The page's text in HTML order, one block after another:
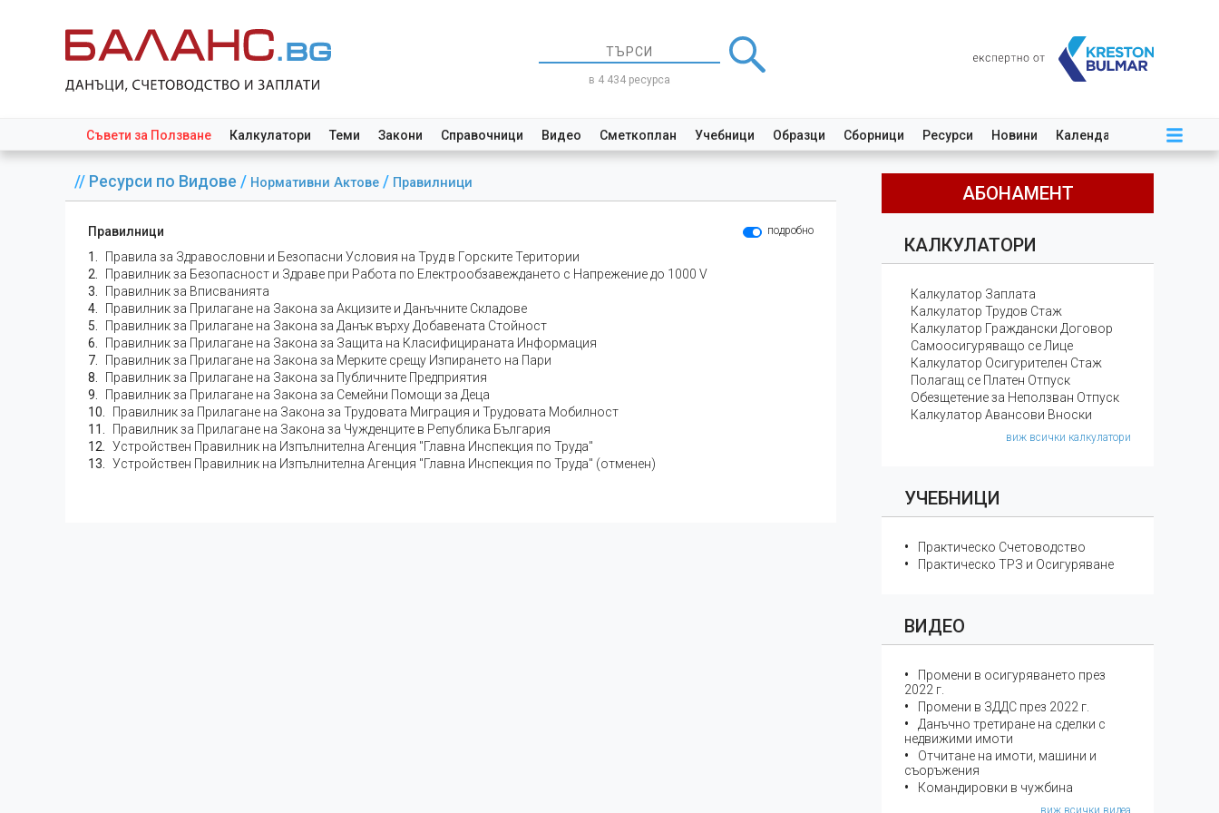
в 4 434 ресурса
Съвети за Ползване Калкулатори Теми Закони Справочници Видео Сметкоплан Учебници Образци Сборници Ресурси Новини Календар
// Ресурси по Видове / Нормативни Актове / Правилници
Правилници подробно
Правила за Здравословни и Безопасни Условия на Труд в Горските Територии
Правилник за Безопасност и Здраве при Работа по Електрообзавеждането с Напрежение до 1000 V
Правилник за Вписванията
Правилник за Прилагане на Закона за Акцизите и Данъчните Складове
Правилник за Прилагане на Закона за Данък върху Добавената Стойност
Правилник за Прилагане на Закона за Защита на Класифицираната Информация
Правилник за Прилагане на Закона за Мерките срещу Изпирането на Пари
Правилник за Прилагане на Закона за Публичните Предприятия
Правилник за Прилагане на Закона за Семейни Помощи за Деца
Правилник за Прилагане на Закона за Трудовата Миграция и Трудовата Мобилност
Правилник за Прилагане на Закона за Чужденците в Република България
Устройствен Правилник на Изпълнителна Агенция "Главна Инспекция по Труда"
Устройствен Правилник на Изпълнителна Агенция "Главна Инспекция по Труда" (отменен)
АБОНАМЕНТ
КАЛКУЛАТОРИ
Калкулатор Заплата
Калкулатор Трудов Стаж
Калкулатор Граждански Договор
Самоосигуряващо се Лице
Калкулатор Осигурителен Стаж
Полагащ се Платен Отпуск
Обезщетение за Неползван Отпуск
Калкулатор Авансови Вноски
виж всички калкулатори
УЧЕБНИЦИ
Практическо Счетоводство
Практическо ТРЗ и Осигуряване
ВИДЕО
Промени в осигуряването през
2022 г.
Промени в ЗДДС през 2022 г.
Данъчно третиране на сделки с
недвижими имоти
Отчитане на имоти, машини и
съоръжения
Командировки в чужбина
виж всички видеа